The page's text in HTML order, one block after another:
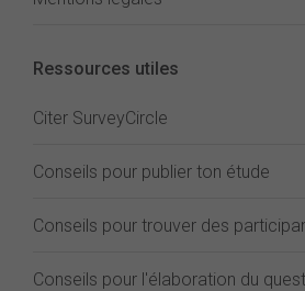
Ressources utiles
Citer SurveyCircle
Conseils pour publier ton étude
Conseils pour trouver des
Conseils pour l'élaboration du